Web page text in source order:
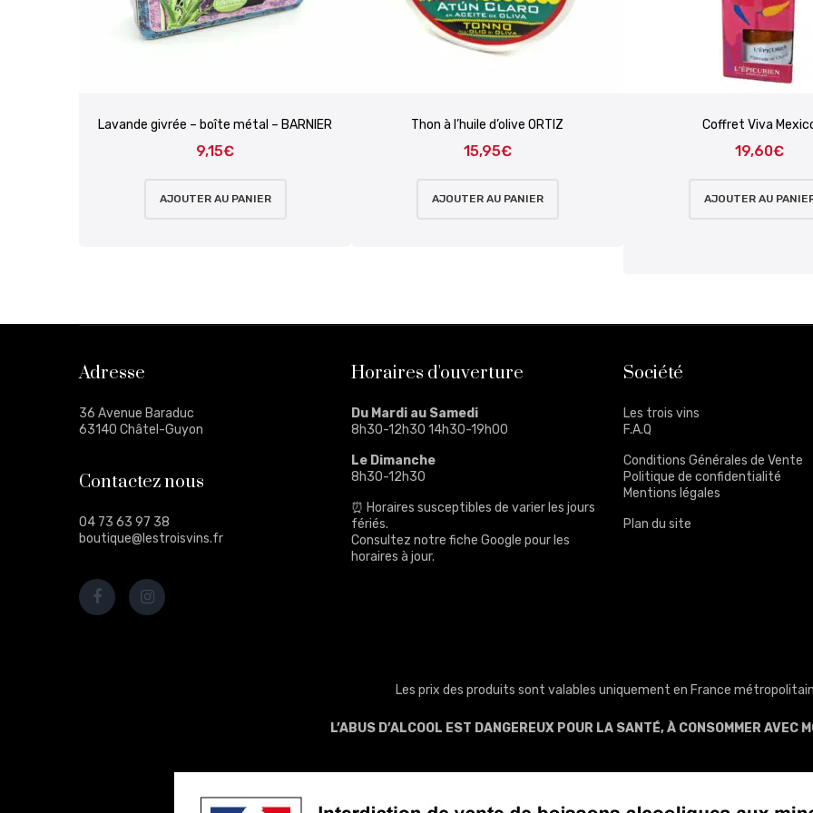
Lavande givrée – boîte métal – BARNIER
9,15€
AJOUTER AU PANIER
Thon à l’huile d’olive ORTIZ
15,95€
AJOUTER AU PANIER
Coffret Viva
19,60€
AJOUTER AU
Adresse
36 Avenue Baraduc
63140 Châtel-Guyon
Contactez nous
04 73 63 97 38
boutique@lestroisvins.fr
Horaires d'ouverture
Du Mardi au Samedi
8h30-12h30 14h30-19h00
Le Dimanche
8h30-12h30
⏰ Horaires susceptibles de varier les jours
fériés.
Consultez notre fiche Google pour les
horaires à jour.
Société
Les trois vins
F.A.Q
Conditions Générales de Vente
Politique de confidentialité
Mentions légales
Plan du site
Les prix des produits sont valables uniquement en France
L’ABUS D’ALCOOL EST DANGEREUX POUR LA SANTÉ, À CONSOMMER AVEC